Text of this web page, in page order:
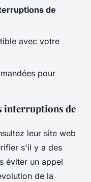
de
avec votre
pour
interruptions de
leur site web
s'il y a des
éviter un appel
de la